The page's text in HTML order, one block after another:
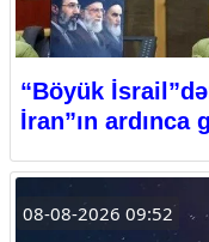
“Böyük
İran”ın ardınca
08-08-2026 09:52